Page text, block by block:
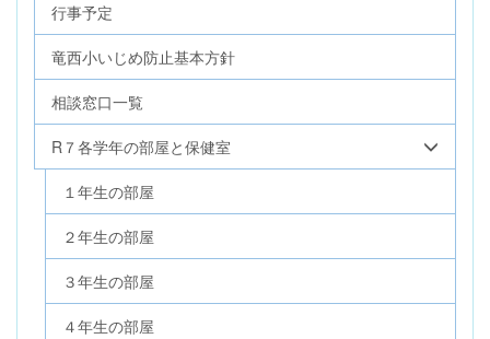
行事予定
竜西小いじめ防止基本方針
相談窓口一覧
R７各学年の部屋と保健室
１年生の部屋
２年生の部屋
３年生の部屋
４年生の部屋